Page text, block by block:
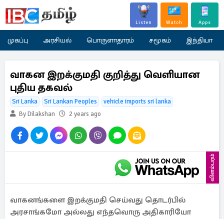
Listen Watch Apps
முகப்பு அரசியல் பொருளாதாரம் சமூகம் இந்தியா
வாகன இறக்குமதி குறித்து வெளியான
புதிய தகவல்
Sri Lanka Sri Lankan Peoples
vehicle imports sri lanka
By Dilakshan
2 years ago
விளம்பரம்
வாகனங்களை இறக்குமதி செய்வது தொடர்பில்
அரசாங்கமோ அல்லது எந்தவொரு அதிகாரியோ